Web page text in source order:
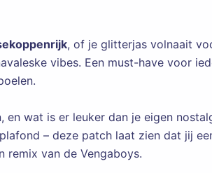
, of je glitterjas volnaait
vibes. Een must-have voor
wat is er leuker dan je eigen
– deze patch laat zien dat jij
remix van de Vengaboys.